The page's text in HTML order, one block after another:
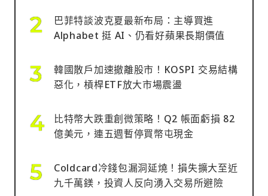
巴菲特談波克夏最新布局：主導買進
Alphabet 挺 AI、仍看好蘋果長期價值
韓國散戶加速撤離股市！KOSPI 交易結構
惡化，槓桿ETF放大市場震盪
比特幣大跌重創微策略！Q2 帳面虧損 82
億美元，連五週暫停買幣屯現金
Coldcard冷錢包漏洞延燒！損失擴大至近
九千萬鎂，投資人反向湧入交易所避險